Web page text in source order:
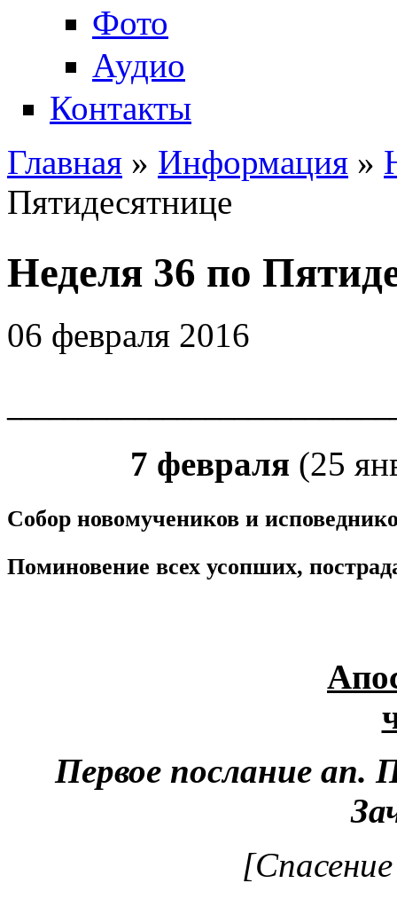
Фото
Аудио
Контакты
Вы здесь
Главная » Информация »
Пятидесятнице
Неделя 36 по
06 февраля 2016
7 февраля (25
Собор новомучеников и
Поминовение всех усопших,
Первое послание ап.